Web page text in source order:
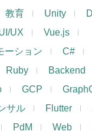
教育 Unity
UX
Vue.js
ーション C#
Ruby
Backend
GCP
サル Flutter
PdM Web